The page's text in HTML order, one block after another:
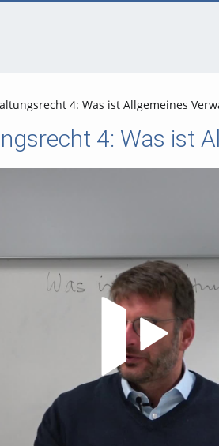
4: Was ist Allgemeines
4: Was ist
Video